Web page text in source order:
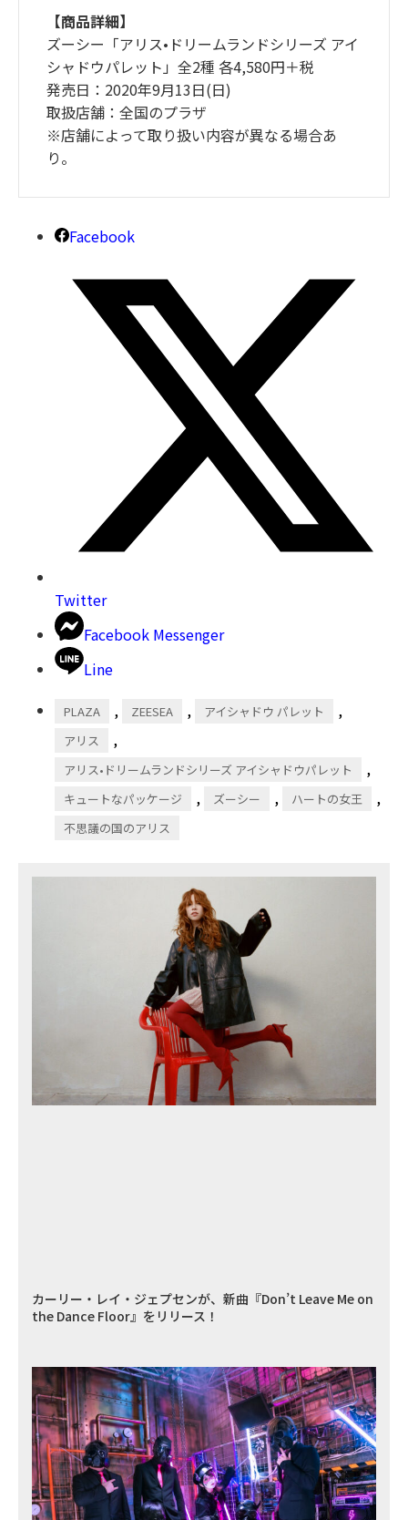
【商品詳細】
ズーシー「アリス•ドリームランドシリーズ アイ
シャドウパレット」全2種 各4,580円＋税
発売日：2020年9月13日(日)
取扱店舗：全国のプラザ
※店舗によって取り扱い内容が異なる場合あ
り。
Facebook
Twitter
Facebook Messenger
Line
PLAZA , ZEESEA , アイシャドウ パレット ,
アリス ,
アリス•ドリームランドシリーズ アイシャドウパレット ,
キュートなパッケージ , ズーシー , ハートの女王 ,
不思議の国のアリス
カーリー・レイ・ジェプセンが、新曲『Don’t Leave Me on
the Dance Floor』をリリース！